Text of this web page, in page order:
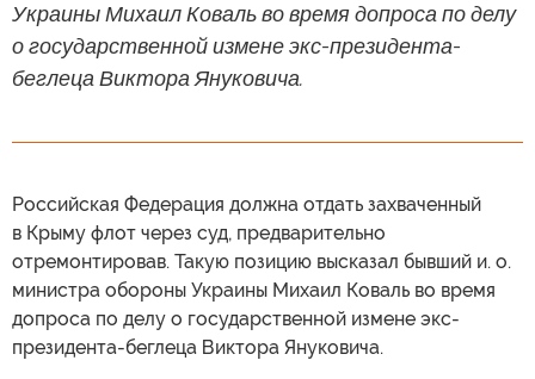
Украины Михаил Коваль во время допроса по делу
о государственной измене экс-президента-
беглеца Виктора Януковича.
Российская Федерация должна отдать захваченный
в Крыму флот через суд, предварительно
отремонтировав. Такую позицию высказал бывший и. о.
министра обороны Украины Михаил Коваль во время
допроса по делу о государственной измене экс-
президента-беглеца Виктора Януковича.